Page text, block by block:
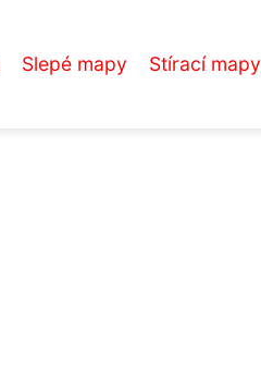
Slepé mapy Stírací mapy